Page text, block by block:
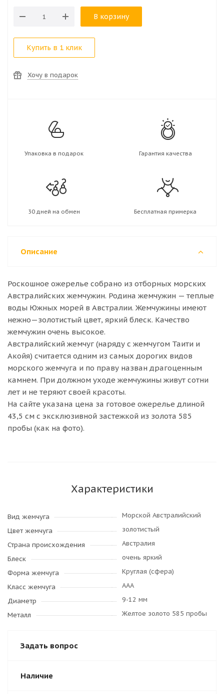
В корзину
Купить в 1 клик
Хочу в подарок
Упаковка в подарок Гарантия качества
30 дней на обмен Бесплатная примерка
Описание
Роскошное ожерелье собрано из отборных морских
Австралийских жемчужин. Родина жемчужин — теплые
воды Южных морей в Австралии. Жемчужины имеют
нежно—золотистый цвет, яркий блеск. Качество
жемчужин очень высокое.
Австралийский жемчуг (наряду с жемчугом Таити и
Акойя) считается одним из самых дорогих видов
морского жемчуга и по праву назван драгоценным
камнем. При должном уходе жемчужины живут сотни
лет и не теряют своей красоты.
На сайте указана цена за готовое ожерелье длиной
43,5 см с эксклюзивной застежкой из золота 585
пробы (как на фото).
Характеристики
Вид жемчуга
Морской Австралийский
Цвет жемчуга
золотистый
Страна происхождения
Австралия
Блеск
очень яркий
Форма жемчуга
Круглая (сфера)
Класс жемчуга
AAA
Диаметр
9-12 мм
Металл
Желтое золото 585 пробы
Задать вопрос
Наличие